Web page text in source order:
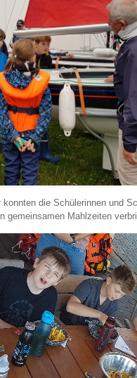
konnten die Schülerinnen und
gemeinsamen Mahlzeiten